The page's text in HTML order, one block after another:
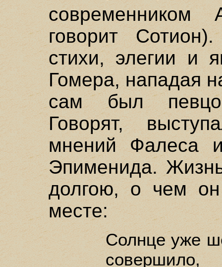
современником
говорит
стихи, элегии и
Гомера, нападая
сам был
Говорят,
мнений Фалеса
Эпименида.
долгою, о чем
месте:
Солнце уже
совершило,